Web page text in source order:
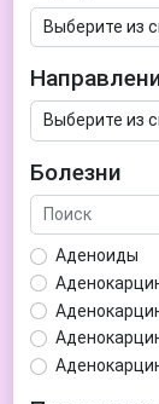
Болезни
Аденоиды